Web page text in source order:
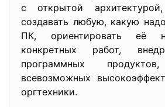
с открытой
создавать любую, какую
ПК, ориентировать её
конкретных работ,
программных
всевозможных
оргтехники.